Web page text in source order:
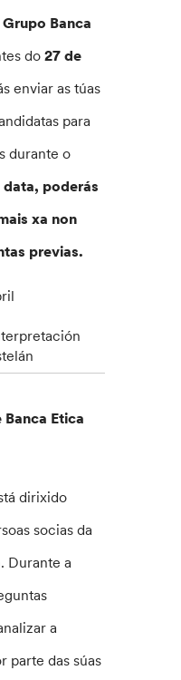
Grupo Banca
do27 de
enviar as túas
para
durante o
poderás
xa non
previas.
Etica
dirixido
socias da
. Durante a
a
parte das súas